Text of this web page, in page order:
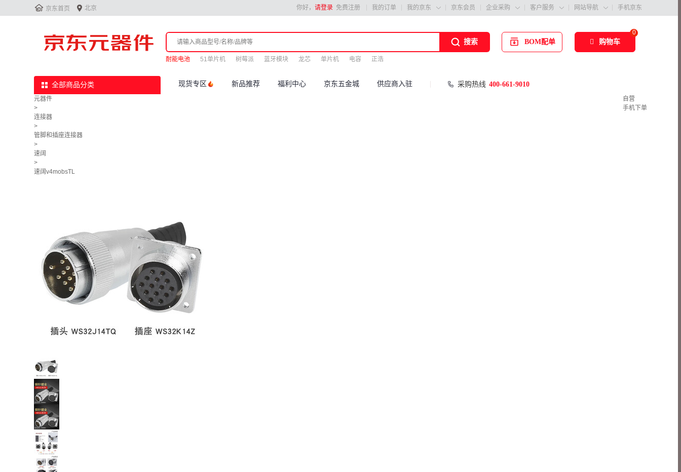
 京东首页  北京 你好， 请登录 免费注册 我的订单 我的京东  京东会员 企业采购  客户服务  网站导航  手机京东
搜索
耐能电池 51单片机 树莓派 蓝牙模块 龙芯 单片机 电容 正浩
BOM配单
0
购物车
全部商品分类 现货专区 新品推荐 福利中心 京东五金城 供应商入驻 采购热线 400-661-9010
元器件
>
连接器
>
管脚和插座连接器
>
速阔
>
速阔v4mobsTL
自营
手机下单